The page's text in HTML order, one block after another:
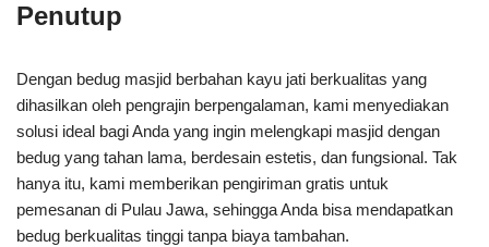
Penutup
Dengan bedug masjid berbahan kayu jati berkualitas yang
dihasilkan oleh pengrajin berpengalaman, kami menyediakan
solusi ideal bagi Anda yang ingin melengkapi masjid dengan
bedug yang tahan lama, berdesain estetis, dan fungsional. Tak
hanya itu, kami memberikan pengiriman gratis untuk
pemesanan di Pulau Jawa, sehingga Anda bisa mendapatkan
bedug berkualitas tinggi tanpa biaya tambahan.